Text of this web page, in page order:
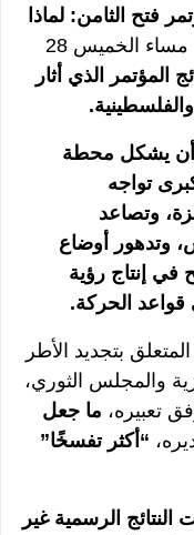
فتح الثامن: لماذا
، وبُثت مساء الخميس 28
المؤتمر الذي أثار
أن يشكل محطة
تواجه
وتصاعد
وتدهور أوضاع
في إنتاج رؤية
قواعد الحركة.
بتجديد الأطر
والمجلس الثوري،
تعبيره، ما جعل
“أكثر تفسخًا”
الرسمية غير